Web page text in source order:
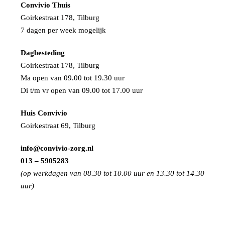
Convivio Thuis
Goirkestraat 178, Tilburg
7 dagen per week mogelijk
Dagbesteding
Goirkestraat 178, Tilburg
Ma open van 09.00 tot 19.30 uur
Di t/m vr open van 09.00 tot 17.00 uur
Huis Convivio
Goirkestraat 69, Tilburg
info@convivio-zorg.nl
013 – 5905283
(op werkdagen van 08.30 tot 10.00 uur en 13.30 tot 14.30
uur)